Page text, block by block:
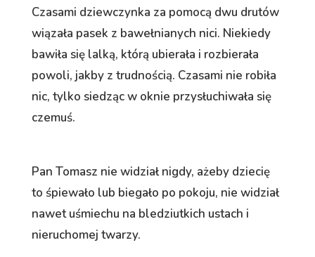
Czasami dziewczynka za pomocą dwu drutów
wiązała pasek z bawełnianych nici. Niekiedy
bawiła się lalką, którą ubierała i rozbierała
powoli, jakby z trudnością. Czasami nie robiła
nic, tylko siedząc w oknie przysłuchiwała się
czemuś.
Pan Tomasz nie widział nigdy, ażeby dziecię
to śpiewało lub biegało po pokoju, nie widział
nawet uśmiechu na bledziutkich ustach i
nieruchomej twarzy.